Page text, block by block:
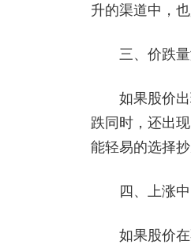
升的渠道中，
三、价跌量
如果股价出
跌同时，还出
能轻易的选择
四、上涨中
如果股价在